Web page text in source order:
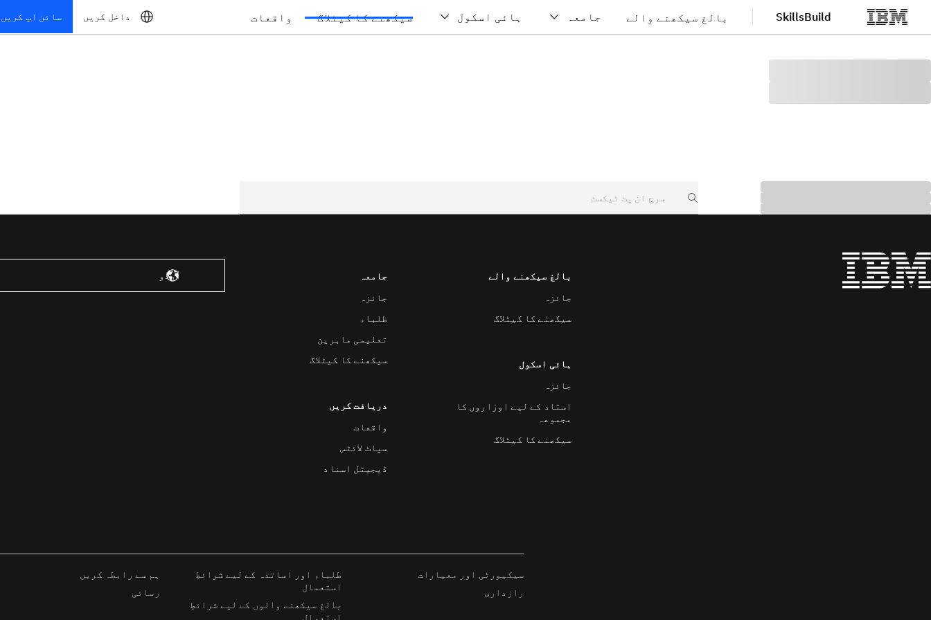
اصلی مواد پر جائیںSkillsBuild بالغ سیکھنے والے جامعہ ہائی اسکول سیکھنے کا کیٹلاگ واقعات داخل کریں سائن اپ کریں
Search
بالغ سیکھنے والے
جائزہ
سیکھنے کا کیٹلاگ
ہائی اسکول
جائزہ
استاد کے لیے اوزاروں کا
مجموعہ
سیکھنے کا کیٹلاگ
جامعہ
جائزہ
طلباء
تعلیمی ماہرین
سیکھنے کا کیٹلاگ
دریافت کریں
واقعات
سپاٹ لائٹس
ڈیجیٹل اسناد
اُردُو‎
سیکیورٹی اور معیارات
رازداری
طلباء اور اساتذہ کے لیے شرائطِ
استعمال
بالغ سیکھنے والوں کے لیے شرائطِ
استعمال
ہم سے رابطہ کریں
رسائی